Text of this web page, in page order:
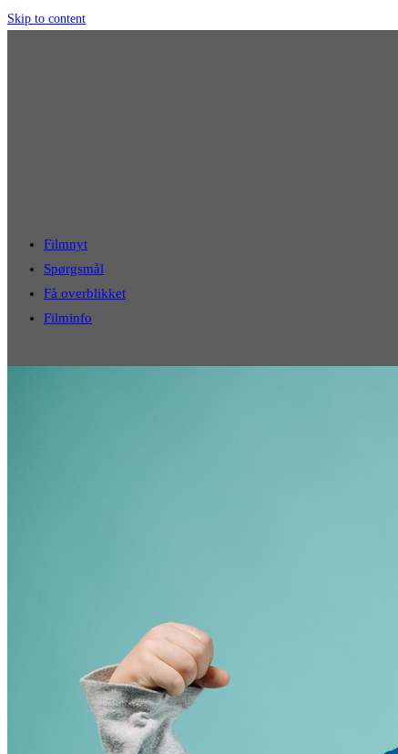
Skip to content
Filmnyt
Spørgsmål
Få overblikket
Filminfo